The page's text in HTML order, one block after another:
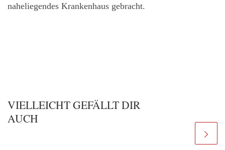
naheliegendes Krankenhaus gebracht.
VIELLEICHT GEFÄLLT DIR
AUCH